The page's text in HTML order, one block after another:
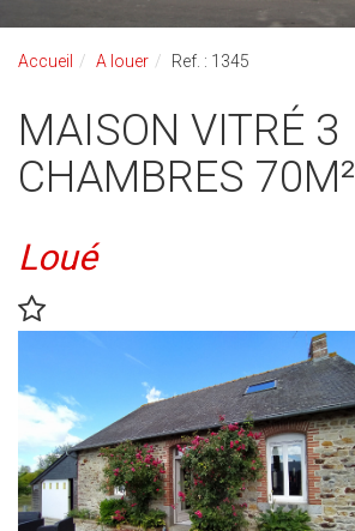
Accueil A louer Ref. : 1345
MAISON VITRÉ 3
CHAMBRES 70M²
Loué